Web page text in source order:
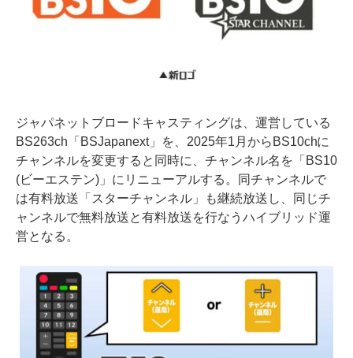
ジャパネットブロードキャスティングは、運営している
BS263ch「BSJapanext」を、2025年1月からBS10chに
チャンネルを変更すると同時に、チャンネル名を「BS10
(ビーエステン)」にリニューアルする。同チャンネルで
は有料放送「スターチャンネル」も継続放送し、同じチ
ャンネルで無料放送と有料放送を行なうハイブリッド運
営となる。